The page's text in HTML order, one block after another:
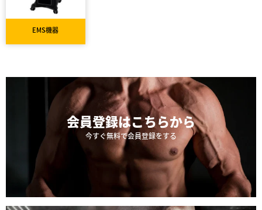
EMS機器
会員登録はこちらから
今すぐ無料で会員登録をする